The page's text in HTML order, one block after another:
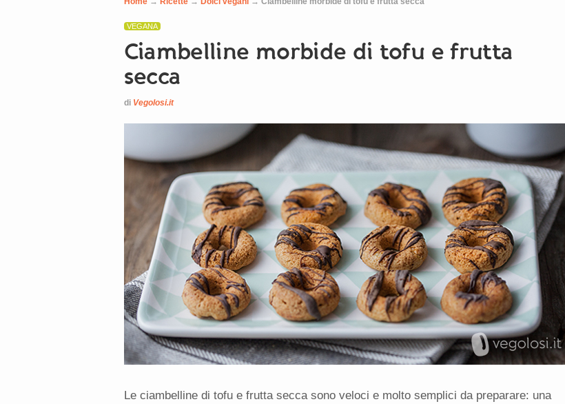
VEGANA
Ciambelline morbide di tofu e frutta
secca
di Vegolosi.it
Le ciambelline di tofu e frutta secca sono veloci e molto semplici da preparare: una